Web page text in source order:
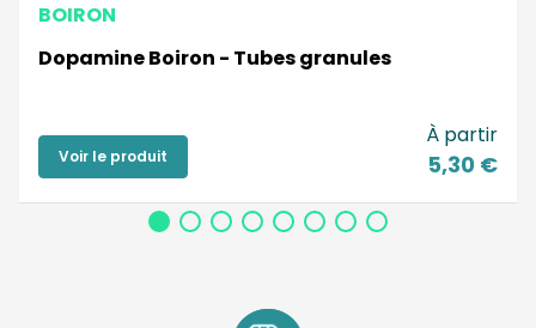
BOIRON
Dopamine Boiron - Tubes granules
Voir le produit
À partir
5,30 €